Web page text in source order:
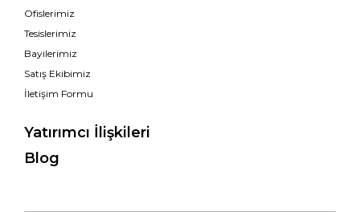
Ofislerimiz
Tesislerimiz
Bayilerimiz
Satış Ekibimiz
İletişim Formu
Yatırımcı İlişkileri
Blog